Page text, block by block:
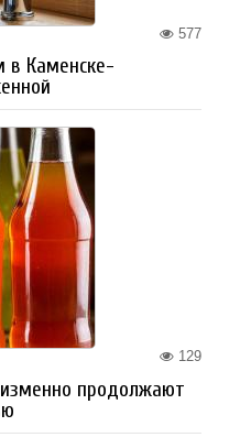
577
в Каменске-
129
продолжают